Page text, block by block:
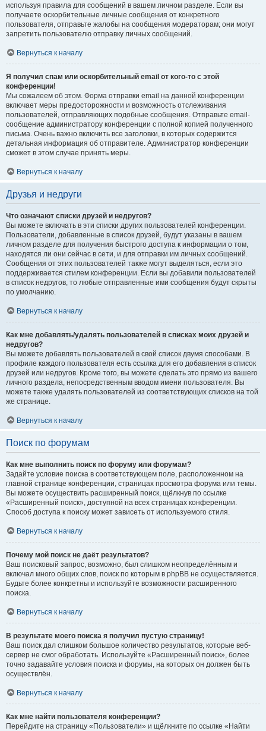
используя правила для сообщений в вашем личном разделе. Если вы
получаете оскорбительные личные сообщения от конкретного
пользователя, отправьте жалобы на сообщения модераторам; они могут
запретить пользователю отправку личных сообщений.
Вернуться к началу
Я получил спам или оскорбительный email от кого-то с этой
конференции!
Мы сожалеем об этом. Форма отправки email на данной конференции
включает меры предосторожности и возможность отслеживания
пользователей, отправляющих подобные сообщения. Отправьте email-
сообщение администратору конференции с полной копией полученного
письма. Очень важно включить все заголовки, в которых содержится
детальная информация об отправителе. Администратор конференции
сможет в этом случае принять меры.
Вернуться к началу
Друзья и недруги
Что означают списки друзей и недругов?
Вы можете включать в эти списки других пользователей конференции.
Пользователи, добавленные в список друзей, будут указаны в вашем
личном разделе для получения быстрого доступа к информации о том,
находятся ли они сейчас в сети, и для отправки им личных сообщений.
Сообщения от этих пользователей также могут выделяться, если это
поддерживается стилем конференции. Если вы добавили пользователей
в список недругов, то любые отправленные ими сообщения будут скрыты
по умолчанию.
Вернуться к началу
Как мне добавлять/удалять пользователей в списках моих друзей и
недругов?
Вы можете добавлять пользователей в свой список двумя способами. В
профиле каждого пользователя есть ссылка для его добавления в список
друзей или недругов. Кроме того, вы можете сделать это прямо из вашего
личного раздела, непосредственным вводом имени пользователя. Вы
можете также удалять пользователей из соответствующих списков на той
же странице.
Вернуться к началу
Поиск по форумам
Как мне выполнить поиск по форуму или форумам?
Задайте условие поиска в соответствующем поле, расположенном на
главной странице конференции, страницах просмотра форума или темы.
Вы можете осуществить расширенный поиск, щёлкнув по ссылке
«Расширенный поиск», доступной на всех страницах конференции.
Способ доступа к поиску может зависеть от используемого стиля.
Вернуться к началу
Почему мой поиск не даёт результатов?
Ваш поисковый запрос, возможно, был слишком неопределённым и
включал много общих слов, поиск по которым в phpBB не осуществляется.
Будьте более конкретны и используйте возможности расширенного
поиска.
Вернуться к началу
В результате моего поиска я получил пустую страницу!
Ваш поиск дал слишком большое количество результатов, которые веб-
сервер не смог обработать. Используйте «Расширенный поиск», более
точно задавайте условия поиска и форумы, на которых он должен быть
осуществлён.
Вернуться к началу
Как мне найти пользователя конференции?
Перейдите на страницу «Пользователи» и щёлкните по ссылке «Найти